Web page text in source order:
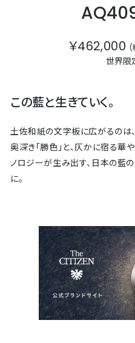
￥462,000 (
世界限
この藍と生きていく。
土佐和紙の文字板に広がるのは
奥深き「勝色」と、仄かに宿る華
ノロジーが生み出す、日本の藍
に。